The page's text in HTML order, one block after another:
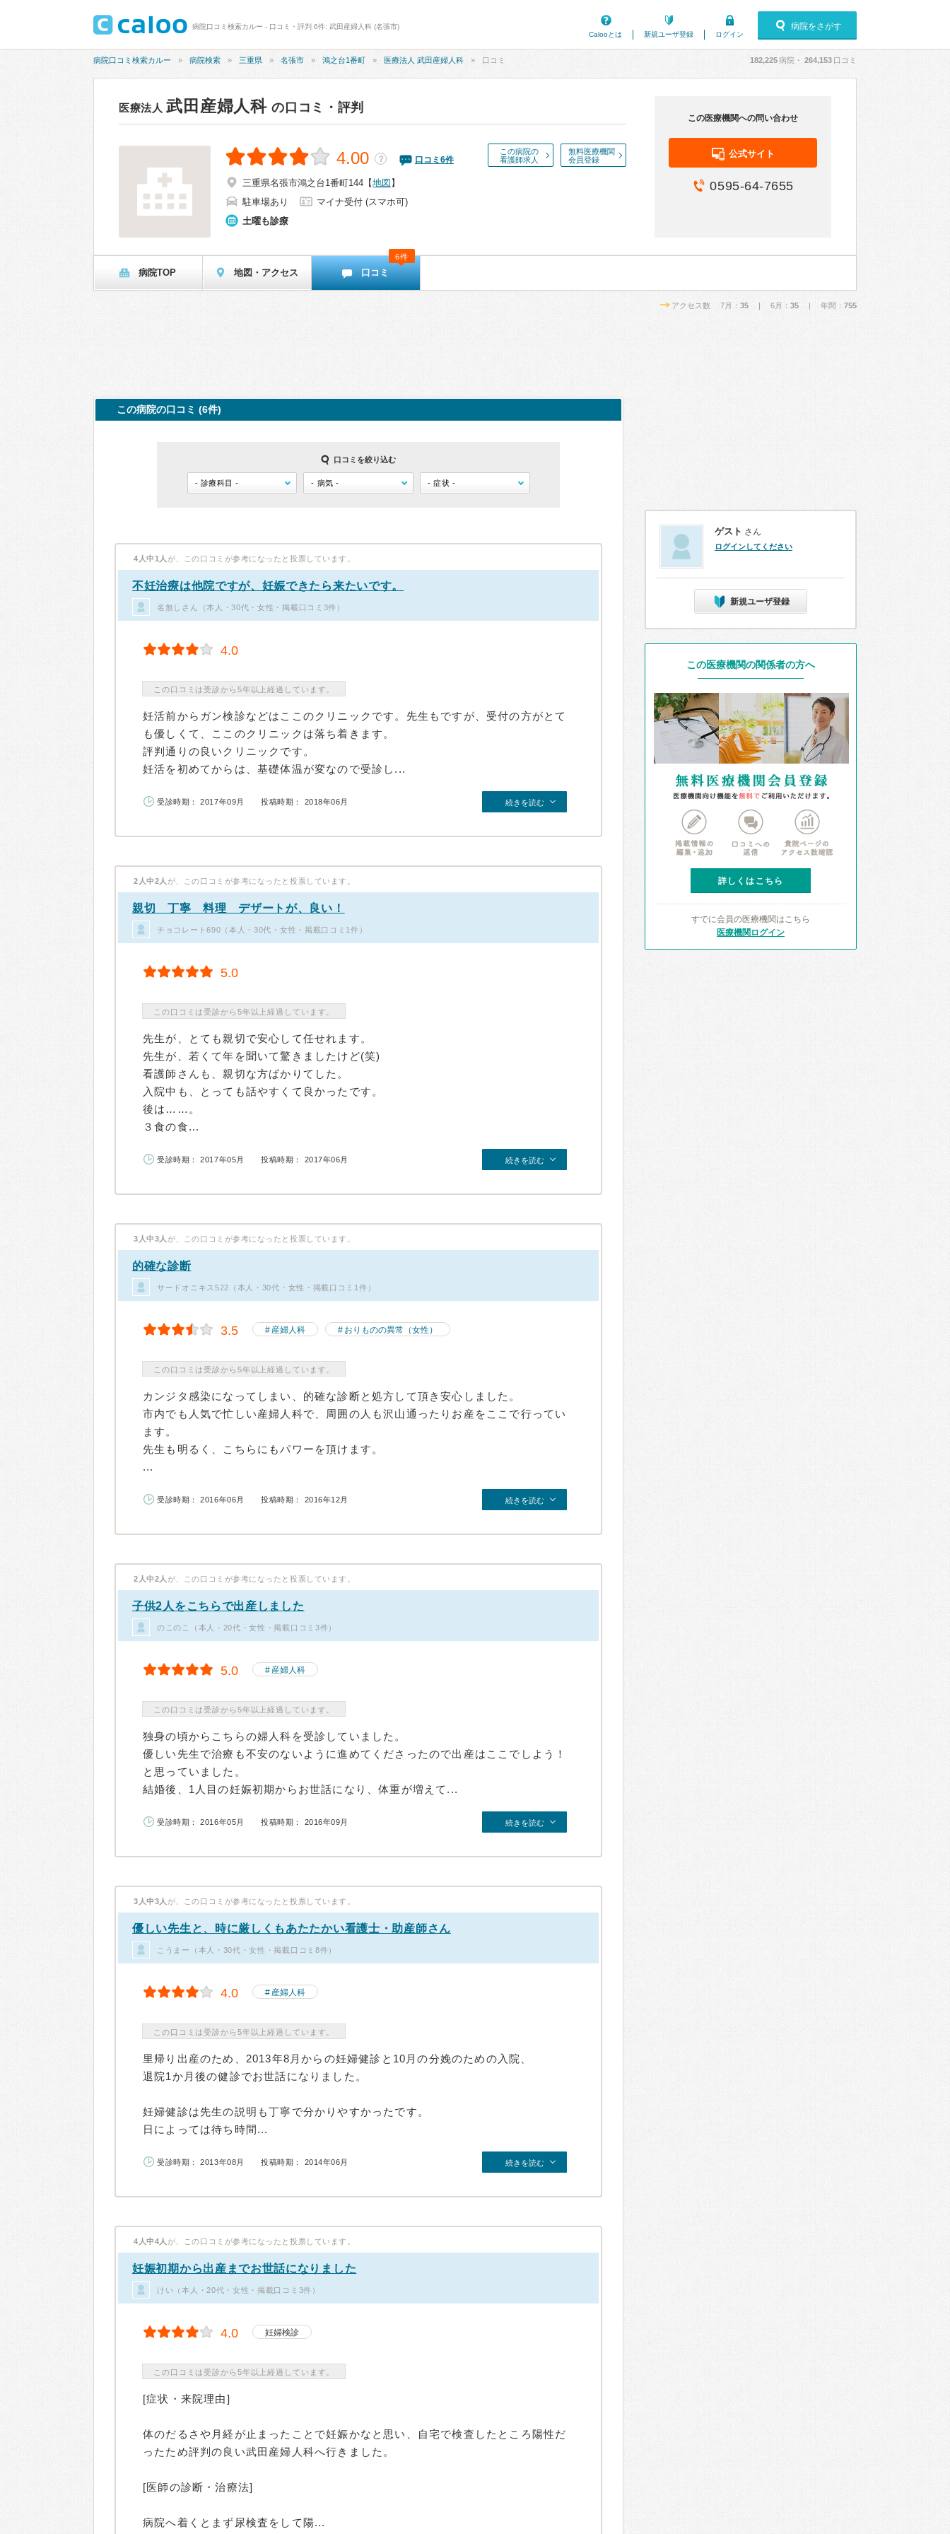
病院口コミ検索カルー - 口コミ・評判 6件: 武田産婦人科 (名張市)
Calooとは
新規ユーザ登録 ログイン
病院をさがす
病院口コミ検索カルー 病院検索 三重県 名張市 鴻之台1番町 医療法人 武田産婦人科 口コミ 182,225病院・ 264,153 口コミ
医療法人武田産婦人科 の口コミ・評判
この病院の
看護師求人
無料医療機関
会員登録
4.00 ？ 口コミ 6件
三重県名張市鴻之台1番町144 【地図 】
駐車場あり
マイナ受付 (スマホ可)
土曜も診療
この医療機関への問い合わせ
公式サイト
0595-64-7655
病院TOP 地図・アクセス 口コミ
6件
アクセス数 7月： 35 | 6月： 35 | 年間： 755
この病院の口コミ (6件)
口コミを絞り込む
4人中1人 が、この口コミが参考になったと投票しています。
不妊治療は他院ですが、妊娠できたら来たいです。
名無しさん（本人・30代・女性・掲載口コミ3件）
4.0
この口コミは受診から5年以上経過しています。
妊活前からガン検診などはここのクリニックです。先生もですが、受付の方がとて
も優しくて、ここのクリニックは落ち着きます。
評判通りの良いクリニックです。
妊活を初めてからは、基礎体温が変なので受診し...
受診時期： 2017年09月 投稿時期： 2018年06月 続きを読む
2人中2人 が、この口コミが参考になったと投票しています。
親切 丁寧 料理 デザートが、良い！
チョコレート690（本人・30代・女性・掲載口コミ1件）
5.0
この口コミは受診から5年以上経過しています。
先生が、とても親切で安心して任せれます。
先生が、若くて年を聞いて驚きましたけど(笑)
看護師さんも、親切な方ばかりてした。
入院中も、とっても話やすくて良かったです。
後は……。
３食の食...
受診時期： 2017年05月 投稿時期： 2017年06月 続きを読む
3人中3人 が、この口コミが参考になったと投票しています。
的確な診断
サードオニキス522（本人・30代・女性・掲載口コミ1件）
3.5 産婦人科 おりものの異常（女性）
この口コミは受診から5年以上経過しています。
カンジタ感染になってしまい、的確な診断と処方して頂き安心しました。
市内でも人気で忙しい産婦人科で、周囲の人も沢山通ったりお産をここで行ってい
ます。
先生も明るく、こちらにもパワーを頂けます。
...
受診時期： 2016年06月 投稿時期： 2016年12月 続きを読む
2人中2人 が、この口コミが参考になったと投票しています。
子供2人をこちらで出産しました
のこのこ（本人・20代・女性・掲載口コミ3件）
5.0 産婦人科
この口コミは受診から5年以上経過しています。
独身の頃からこちらの婦人科を受診していました。
優しい先生で治療も不安のないように進めてくださったので出産はここでしよう！
と思っていました。
結婚後、1人目の妊娠初期からお世話になり、体重が増えて...
受診時期： 2016年05月 投稿時期： 2016年09月 続きを読む
3人中3人 が、この口コミが参考になったと投票しています。
優しい先生と、時に厳しくもあたたかい看護士・助産師さん
こうまー（本人・30代・女性・掲載口コミ8件）
4.0 産婦人科
この口コミは受診から5年以上経過しています。
里帰り出産のため、2013年8月からの妊婦健診と10月の分娩のための入院、
退院1か月後の健診でお世話になりました。
妊婦健診は先生の説明も丁寧で分かりやすかったです。
日によっては待ち時間...
受診時期： 2013年08月 投稿時期： 2014年06月 続きを読む
4人中4人 が、この口コミが参考になったと投票しています。
妊娠初期から出産までお世話になりました
けい（本人・20代・女性・掲載口コミ3件）
4.0 妊婦検診
この口コミは受診から5年以上経過しています。
[症状・来院理由]
体のだるさや月経が止まったことで妊娠かなと思い、自宅で検査したところ陽性だ
ったため評判の良い武田産婦人科へ行きました。
[医師の診断・治療法]
病院へ着くとまず尿検査をして陽...
ゲスト さん
ログインしてください
新規ユーザ登録
この医療機関の関係者の方へ
詳しくはこちら
すでに会員の医療機関はこちら
医療機関ログイン